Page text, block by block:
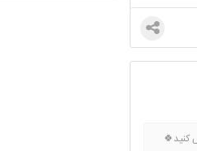
ورزش کنید🍀